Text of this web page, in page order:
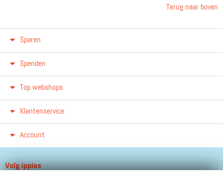
Terug naar boven
Sparen
Spenden
Top webshops
Klantenservice
Account
Volg ippies